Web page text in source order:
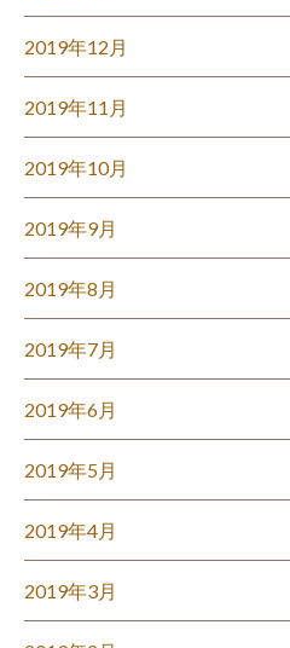
2019年12月
2019年11月
2019年10月
2019年9月
2019年8月
2019年7月
2019年6月
2019年5月
2019年4月
2019年3月